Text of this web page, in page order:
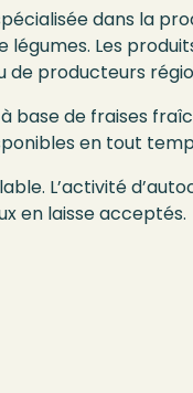
dans la
légumes. Les
producteurs
base de fraises
en tout
L’activité
en laisse acceptés.